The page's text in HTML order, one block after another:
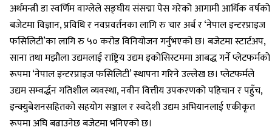
अर्थमन्त्री डा स्वर्णिम वाग्लेले सङ्घीय संसद्मा पेस गरेको आगामी आर्थिक वर्षको
बजेटमा विज्ञान, प्रविधि र नवप्रवर्तनका लागि रु चार अर्ब र ‘नेपाल इन्टरप्राइज
फसिलिटी’का लागि रु ५० करोड विनियोजन गर्नुभएको छ। बजेटमा स्टार्टअप,
साना तथा मझौला उद्यमलाई राष्ट्रिय उद्यम इकोसिस्टममा आबद्ध गर्ने प्लेटफर्मको
रूपमा ‘नेपाल इन्टरप्राइज फसिलिटी’ स्थापना गरिने उल्लेख छ। प्लेटफर्मले
उद्यम सम्वर्द्धन गतिशील व्यवस्था, नवीन वित्तीय उपकरणको पहिचान र पहुँच,
इन्क्युबेशनसहितको सहयोग सञ्जाल र स्वदेशी उद्यम अभियानलाई एकीकृत
रूपमा अघि बढाउनेछ बजेटमा भनिएको छ।